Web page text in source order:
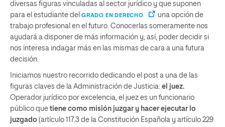
diversas figuras vinculadas al sector jurídico y que suponen
para el estudiante del GRADO EN DERECHO
una opción de
trabajo profesional en el futuro. Conocerlas someramente nos
ayudará a disponer de más información y, así, poder decidir si
nos interesa indagar más en las mismas de cara a una futura
decisión.
Iniciamos nuestro recorrido dedicando el post a una de las
figuras claves de la Administración de Justicia: el juez.
Operador jurídico por excelencia, el juez es un funcionario
público que tiene como misión juzgar y hacer ejecutar lo
juzgado (artículo 117.3 de la Constitución Española y artículo 229